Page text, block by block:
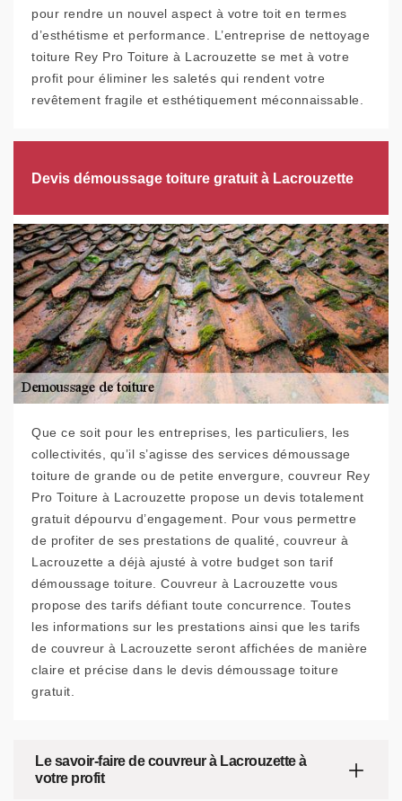
pour rendre un nouvel aspect à votre toit en termes
d’esthétisme et performance. L’entreprise de nettoyage
toiture Rey Pro Toiture à Lacrouzette se met à votre
profit pour éliminer les saletés qui rendent votre
revêtement fragile et esthétiquement méconnaissable.
Devis démoussage toiture gratuit à Lacrouzette
Que ce soit pour les entreprises, les particuliers, les
collectivités, qu’il s’agisse des services démoussage
toiture de grande ou de petite envergure, couvreur Rey
Pro Toiture à Lacrouzette propose un devis totalement
gratuit dépourvu d’engagement. Pour vous permettre
de profiter de ses prestations de qualité, couvreur à
Lacrouzette a déjà ajusté à votre budget son tarif
démoussage toiture. Couvreur à Lacrouzette vous
propose des tarifs défiant toute concurrence. Toutes
les informations sur les prestations ainsi que les tarifs
de couvreur à Lacrouzette seront affichées de manière
claire et précise dans le devis démoussage toiture
gratuit.
Le savoir-faire de couvreur à Lacrouzette à
votre profit